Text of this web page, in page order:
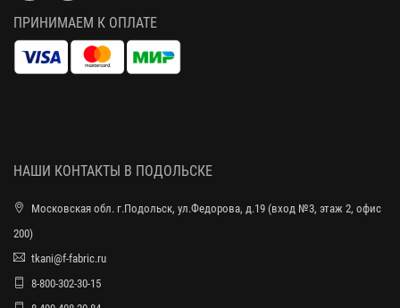
ПРИНИМАЕМ К ОПЛАТЕ
НАШИ КОНТАКТЫ В ПОДОЛЬСКЕ
Московская обл. г.Подольск, ул.Федорова, д.19 (вход №3, этаж 2, офис
200)
tkani@f-fabric.ru
8-800-302-30-15